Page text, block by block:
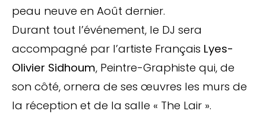
peau neuve en Août dernier.
Durant tout l’événement, le DJ sera
accompagné par l’artiste Français Lyes-
Olivier Sidhoum, Peintre-Graphiste qui, de
son côté, ornera de ses œuvres les murs de
la réception et de la salle « The Lair ».